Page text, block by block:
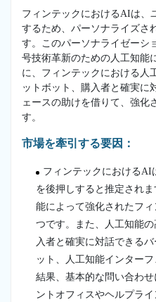
フィンテックにおけるAIは、
するため、パーソナライズさ
す。このパーソナライゼーシ
号技術革新のための人工知能
に、フィンテックにおける人
ットボット、購入者と確実に
ェースの助けを借りて、強化
す。
市場を牽引する要因：
フィンテックにおけるAI
を後押しすると推定され
能によって強化されたフ
つです。また、人工知能
入者と確実に対話できる
ット、人工知能インター
結果、基本的な問い合わ
ントオフィスやヘルプラ